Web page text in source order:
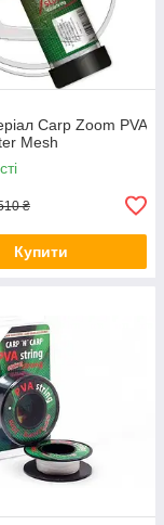
Carp Zoom PVA
Mesh
₴
Купити